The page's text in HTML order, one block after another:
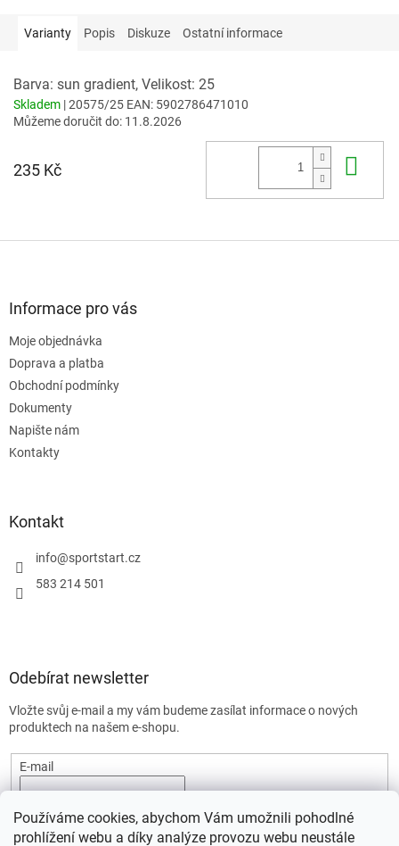
Používáme cookies, abychom Vám umožnili pohodlné
prohlížení webu a díky analýze provozu webu neustále
Varianty Popis Diskuze Ostatní informace
Barva: sun gradient, Velikost: 25
Skladem | 20575/25 EAN: 5902786471010
Můžeme doručit do: 11.8.2026
235 Kč
Informace pro vás
Moje objednávka
Doprava a platba
Obchodní podmínky
Dokumenty
Napište nám
Kontakty
Kontakt
info@sportstart.cz
583 214 501
Odebírat newsletter
Vložte svůj e-mail a my vám budeme zasílat informace o nových
produktech na našem e-shopu.
E-mail
údajů.